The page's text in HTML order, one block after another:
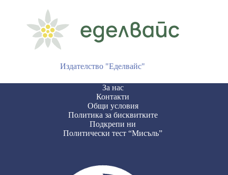
Издателство "Еделвайс"
За нас
Контакти
Общи условия
Политика за бисквитките
Подкрепи ни
Политически тест “Мисъль”